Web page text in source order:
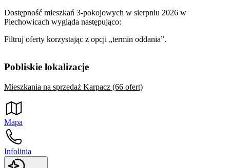
Dostępność mieszkań 3-pokojowych w sierpniu 2026 w
Piechowicach wygląda następująco:
Filtruj oferty korzystając z opcji „termin oddania”.
Pobliskie lokalizacje
Mieszkania na sprzedaż Karpacz (66 ofert)
Mapa
Infolinia